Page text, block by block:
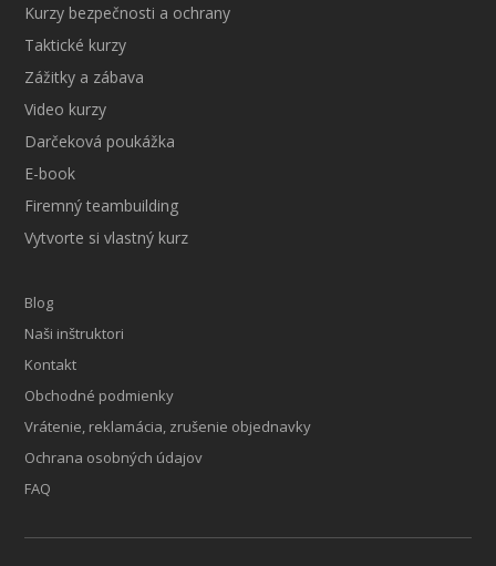
Kurzy bezpečnosti a ochrany
Taktické kurzy
Zážitky a zábava
Video kurzy
Darčeková poukážka
E-book
Firemný teambuilding
Vytvorte si vlastný kurz
Blog
Naši inštruktori
Kontakt
Obchodné podmienky
Vrátenie, reklamácia, zrušenie objednavky
Ochrana osobných údajov
FAQ